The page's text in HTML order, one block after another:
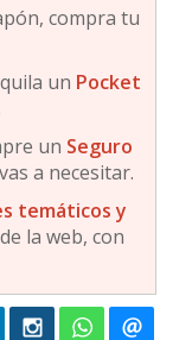
compra tu
un Pocket
un Seguro
a necesitar.
temáticos y
la web, con